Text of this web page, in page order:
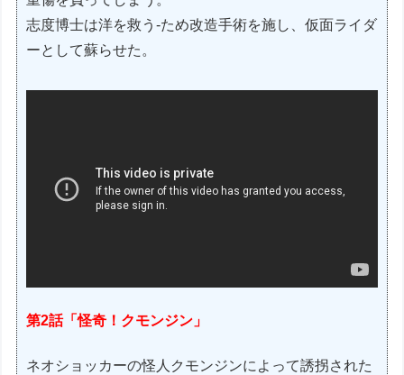
志度博士は洋を救う-ため改造手術を施し、仮面ライダ
ーとして蘇らせた。
第2話「怪奇！クモンジン」
ネオショッカーの怪人クモンジンによって誘拐された